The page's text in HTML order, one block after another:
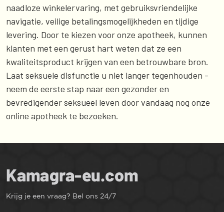
naadloze winkelervaring, met gebruiksvriendelijke
navigatie, veilige betalingsmogelijkheden en tijdige
levering. Door te kiezen voor onze apotheek, kunnen
klanten met een gerust hart weten dat ze een
kwaliteitsproduct krijgen van een betrouwbare bron.
Laat seksuele disfunctie u niet langer tegenhouden -
neem de eerste stap naar een gezonder en
bevredigender seksueel leven door vandaag nog onze
online apotheek te bezoeken.
Krijg je een vraag? Bel ons 24/7